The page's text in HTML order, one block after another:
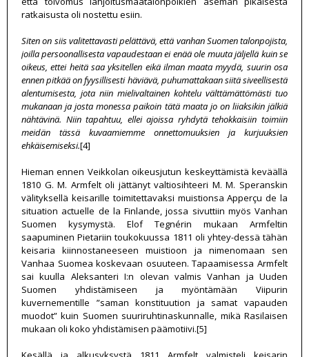
ratkaisusta oli nostettu esiin.
Siten on siis valitettavasti pelättävä, että vanhan Suomen talonpojista,
joilla persoonallisesta vapaudestaan ei enää ole muuta jäljellä kuin se
oikeus, ettei heitä saa yksitellen eikä ilman maata myydä, suurin osa
ennen pitkää on fyysillisesti häviävä, puhumattakaan siitä siveellisestä
alentumisesta, jota niin mielivaltainen kohtelu välttämättömästi tuo
mukanaan ja josta monessa paikoin tätä maata jo on liiaksikin jälkiä
nähtävinä. Niin tapahtuu, ellei ajoissa ryhdytä tehokkaisiin toimiin
meidän tässä kuvaamiemme onnettomuuksien ja kurjuuksien
ehkäisemiseksi.[4]
Hieman ennen Veikkolan oikeusjutun keskeyttämistä keväällä
1810 G. M. Armfelt oli jättänyt valtiosihteeri M. M. Speranskin
välityksellä keisarille toimitettavaksi muistionsa Apperçu de la
situation actuelle de la Finlande, jossa sivuttiin myös Vanhan
Suomen kysymystä. Elof Tegnérin mukaan Armfeltin
saapuminen Pietariin toukokuussa 1811 oli yhtey-dessä tähän
keisaria kiinnostaneeseen muistioon ja nimenomaan sen
Vanhaa Suomea koskevaan osuuteen. Tapaamisessa Armfelt
sai kuulla Aleksanteri I:n olevan valmis Vanhan ja Uuden
Suomen yhdistämiseen ja myöntämään Viipurin
kuvernementille ”saman konstituution ja samat vapauden
muodot” kuin Suomen suuriruhtinaskunnalle, mikä Rasilaisen
mukaan oli koko yhdistämisen päämotiivi.[5]